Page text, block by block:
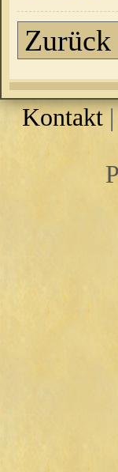
Zurück
Kontakt